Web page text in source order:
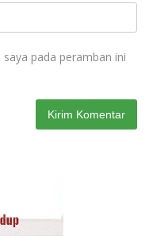
pada peramban ini